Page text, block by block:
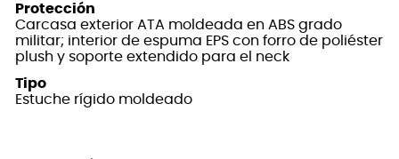
Protección
Carcasa exterior ATA moldeada en ABS grado
militar; interior de espuma EPS con forro de poliéster
plush y soporte extendido para el neck
Tipo
Estuche rígido moldeado